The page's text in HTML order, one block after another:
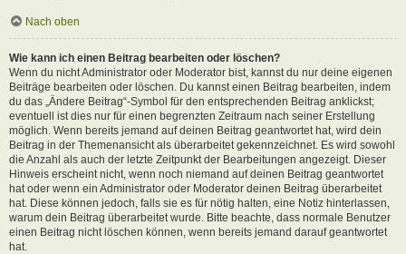
Nach oben
Wie kann ich einen Beitrag bearbeiten oder löschen?
Wenn du nicht Administrator oder Moderator bist, kannst du nur deine eigenen
Beiträge bearbeiten oder löschen. Du kannst einen Beitrag bearbeiten, indem
du das „Ändere Beitrag“-Symbol für den entsprechenden Beitrag anklickst;
eventuell ist dies nur für einen begrenzten Zeitraum nach seiner Erstellung
möglich. Wenn bereits jemand auf deinen Beitrag geantwortet hat, wird dein
Beitrag in der Themenansicht als überarbeitet gekennzeichnet. Es wird sowohl
die Anzahl als auch der letzte Zeitpunkt der Bearbeitungen angezeigt. Dieser
Hinweis erscheint nicht, wenn noch niemand auf deinen Beitrag geantwortet
hat oder wenn ein Administrator oder Moderator deinen Beitrag überarbeitet
hat. Diese können jedoch, falls sie es für nötig halten, eine Notiz hinterlassen,
warum dein Beitrag überarbeitet wurde. Bitte beachte, dass normale Benutzer
einen Beitrag nicht löschen können, wenn bereits jemand darauf geantwortet
hat.